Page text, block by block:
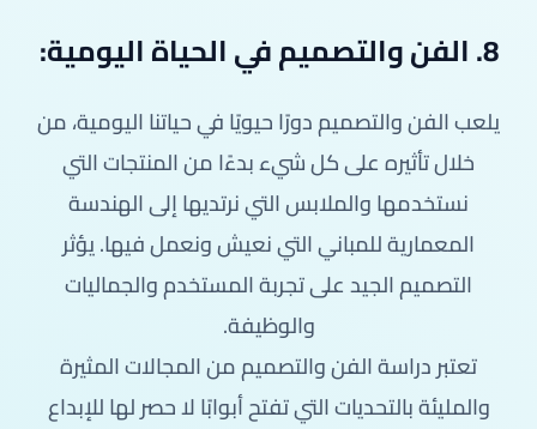
8. الفن والتصميم في الحياة اليومية:
يلعب الفن والتصميم دورًا حيويًا في حياتنا اليومية، من
خلال تأثيره على كل شيء بدءًا من المنتجات التي
نستخدمها والملابس التي نرتديها إلى الهندسة
المعمارية للمباني التي نعيش ونعمل فيها. يؤثر
التصميم الجيد على تجربة المستخدم والجماليات
والوظيفة.
تعتبر دراسة الفن والتصميم من المجالات المثيرة
والمليئة بالتحديات التي تفتح أبوابًا لا حصر لها للإبداع